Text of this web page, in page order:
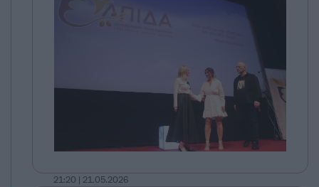
21:20 | 21.05.2026